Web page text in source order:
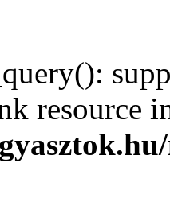
resource